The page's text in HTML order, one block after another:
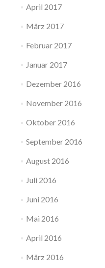
April 2017
März 2017
Februar 2017
Januar 2017
Dezember 2016
November 2016
Oktober 2016
September 2016
August 2016
Juli 2016
Juni 2016
Mai 2016
April 2016
März 2016